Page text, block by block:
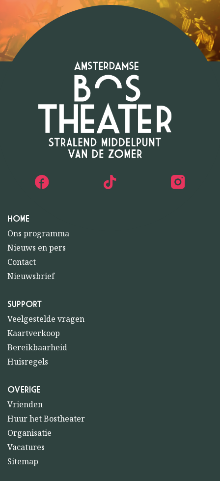
HOME
Ons programma
Nieuws en pers
Contact
Nieuwsbrief
SUPPORT
Veelgestelde vragen
Kaartverkoop
Bereikbaarheid
Huisregels
OVERIGE
Vrienden
Huur het Bostheater
Organisatie
Vacatures
Sitemap